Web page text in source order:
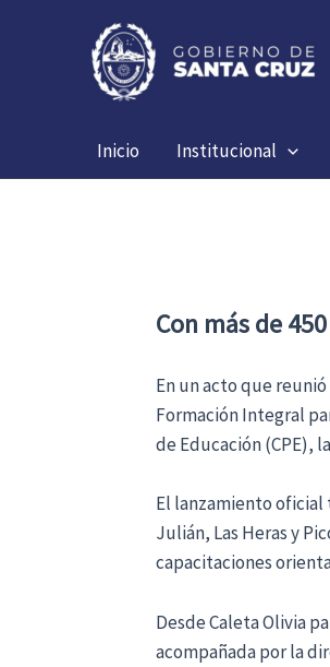
Inicio Institucional
Con más de
En un acto que
Formación Integral
de Educación (CPE),
El lanzamiento oficial
Julián, Las Heras y
capacitaciones
Desde Caleta Olivia
acompañada por la